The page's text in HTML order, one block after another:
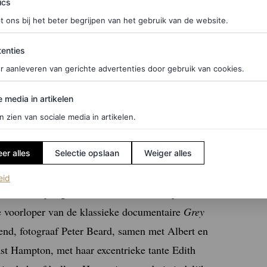
de zus van Jackie Kennedy en de moeder van
van de klassieke documentaire Grey
fotograaf Peter Beard, samen met Albert en
Hampton, met haar excentrieke tante Edith
ons bij het beter begrijpen van het gebruik van de website.
aanleveren van gerichte advertenties door gebruik van cookies.
in artikelen
media in artikelen
zien van sociale media in artikelen.
alles Selectie opslaan Weiger alles